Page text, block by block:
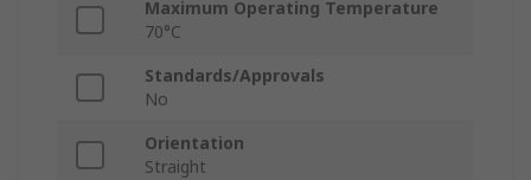
Maximum Operating Temperature
70°C
Standards/Approvals
No
Orientation
Straight